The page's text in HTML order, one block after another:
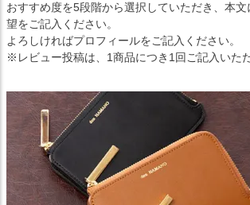
おすすめ度を5段階から選択していただき、本
望をご記入ください。
よろしければプロフィールをご記入ください。
※レビュー投稿は、1商品につき1回ご記入いた